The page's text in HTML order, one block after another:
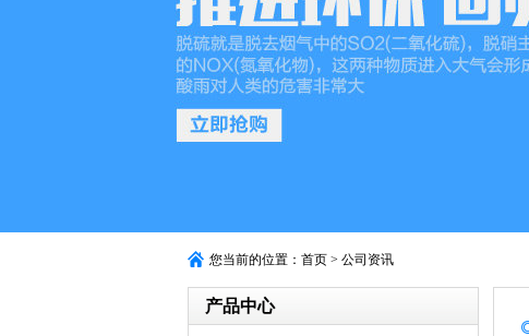
您当前的位置：首页 > 公司资讯
产品中心